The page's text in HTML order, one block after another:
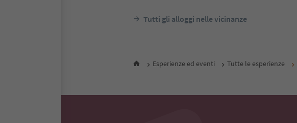
Tutti gli alloggi nelle vicinanze
Esperienze ed eventi Tutte le esperienze